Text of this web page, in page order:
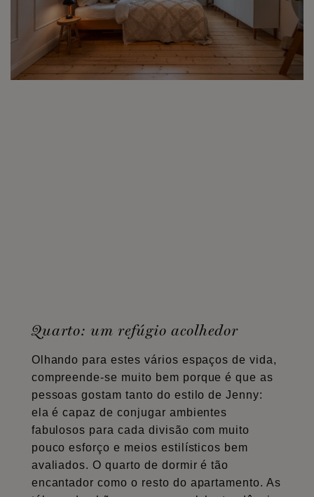
Quarto: um refúgio acolhedor
Olhando para estes vários espaços de vida,
compreende-se muito bem porque é que as
pessoas gostam tanto do estilo de Jenny:
ela é capaz de conjugar ambientes
fabulosos para cada divisão com muito
pouco esforço e meios estilísticos bem
avaliados. O quarto de dormir é tão
encantador como o resto do apartamento. As